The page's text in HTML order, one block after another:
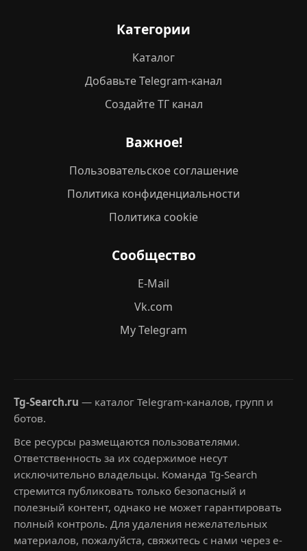
Категории
Каталог
Добавьте Telegram-канал
Создайте ТГ канал
Важное!
Пользовательское соглашение
Политика конфиденциальности
Политика cookie
Сообщество
E-Mail
Vk.com
My Telegram
Tg-Search.ru — каталог Telegram-каналов, групп и
ботов.
Все ресурсы размещаются пользователями.
Ответственность за их содержимое несут
исключительно владельцы. Команда Tg-Search
стремится публиковать только безопасный и
полезный контент, однако не может гарантировать
полный контроль. Для удаления нежелательных
материалов, пожалуйста, свяжитесь с нами через e-